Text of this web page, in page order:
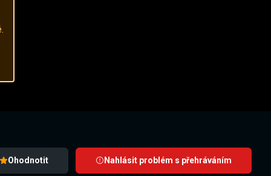
Ohodnotit Nahlásit problém s přehráváním